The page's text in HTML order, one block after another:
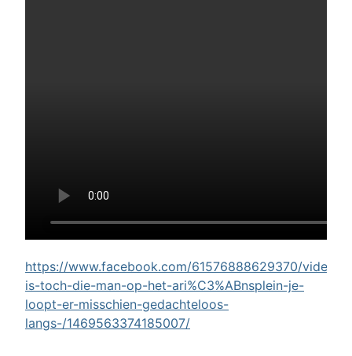
https://www.facebook.com/61576888629370/videos/
is-toch-die-man-op-het-ari%C3%ABnsplein-je-
loopt-er-misschien-gedachteloos-
langs-/1469563374185007/